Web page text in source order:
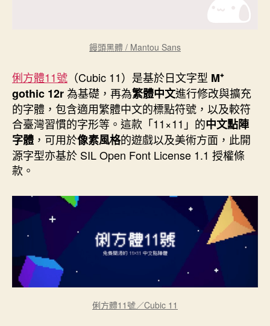
饅頭黑體 / Mantou Sans
俐方體11號 （Cubic 11）是基於日文字型 M⁺
gothic 12r為基礎，再為繁體中文進行修改與擴充
的字體，包含適用繁體中文的標點符號，以及較符
合臺灣習慣的字形等。這款「11×11」的中文點陣
字體 ，可用於像素風格的遊戲以及美術方面，此開
源字型亦基於 SIL Open Font License 1.1 授權條
款。
俐方體11號／Cubic 11